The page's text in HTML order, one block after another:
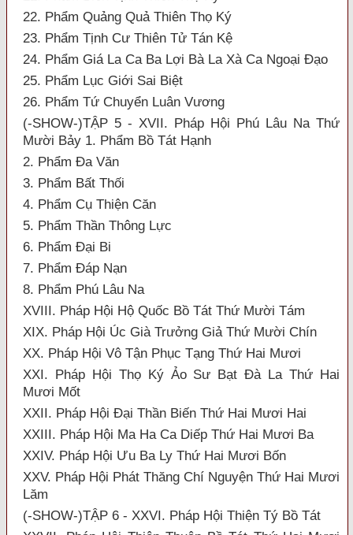
22. Phẩm Quảng Quả Thiên Thọ Ký
23. Phẩm Tịnh Cư Thiên Tử Tán Kệ
24. Phẩm Giá La Ca Ba Lợi Bà La Xà Ca Ngoại Đạo
25. Phẩm Lục Giới Sai Biệt
26. Phẩm Tứ Chuyển Luân Vương
(-SHOW-)TẬP 5 - XVII. Pháp Hội Phú Lâu Na Thứ
Mười Bảy 1. Phẩm Bồ Tát Hạnh
2. Phẩm Đa Văn
3. Phẩm Bất Thối
4. Phẩm Cụ Thiện Căn
5. Phẩm Thần Thông Lực
6. Phẩm Đại Bi
7. Phẩm Đáp Nạn
8. Phẩm Phú Lâu Na
XVIII. Pháp Hội Hộ Quốc Bồ Tát Thứ Mười Tám
XIX. Pháp Hội Úc Già Trưởng Giả Thứ Mười Chín
XX. Pháp Hội Vô Tận Phục Tạng Thứ Hai Mươi
XXI. Pháp Hội Thọ Ký Ảo Sư Bạt Đà La Thứ Hai
Mươi Mốt
XXII. Pháp Hội Đại Thần Biến Thứ Hai Mươi Hai
XXIII. Pháp Hội Ma Ha Ca Diếp Thứ Hai Mươi Ba
XXIV. Pháp Hội Ưu Ba Ly Thứ Hai Mươi Bốn
XXV. Pháp Hội Phát Thăng Chí Nguyện Thứ Hai Mươi
Lăm
(-SHOW-)TẬP 6 - XXVI. Pháp Hội Thiện Tý Bồ Tát